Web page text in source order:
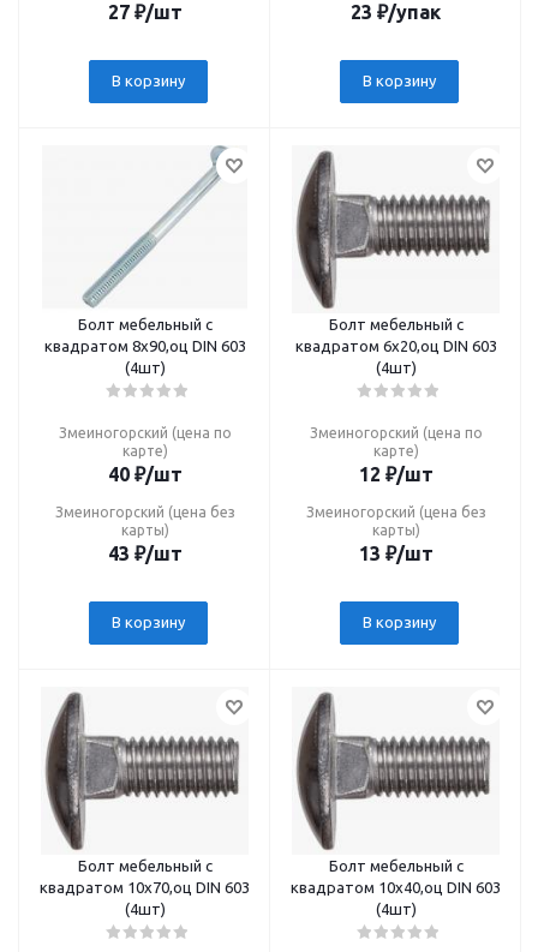
27₽/шт
В корзину
23 ₽/упак
В корзину
Болт мебельный с
квадратом 8х90,оц DIN 603
(4шт)
Змеиногорский (цена по
карте)
40₽/шт
Змеиногорский (цена без
карты)
43 ₽/шт
В корзину
Болт мебельный с
квадратом 6х20,оц DIN 603
(4шт)
Змеиногорский (цена по
карте)
12 ₽/шт
Змеиногорский (цена без
карты)
13 ₽/шт
В корзину
Болт мебельный с
квадратом 10х70,оц DIN 603
(4шт)
Болт мебельный с
квадратом 10х40,оц DIN 603
(4шт)